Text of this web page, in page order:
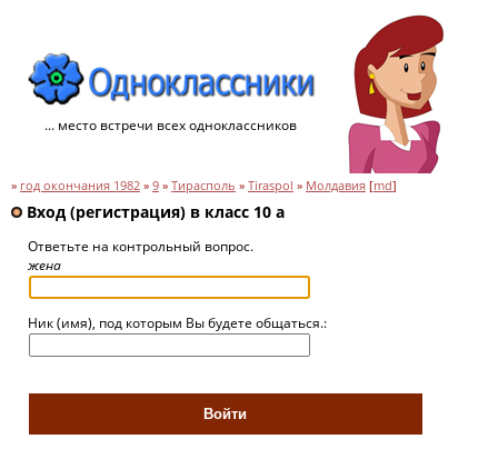
... место встречи всех одноклассников
» год окончания 1982 » 9 » Тирасполь » Tiraspol » Молдавия [md]
Вход (регистрация) в класс 10 a
Ответьте на контрольный вопрос.
жена
Ник (имя), под которым Вы будете общаться.: